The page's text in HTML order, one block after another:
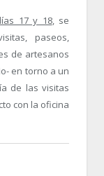
17 y 18, se
paseos,
de artesanos
en torno a un
de las visitas
con la oficina